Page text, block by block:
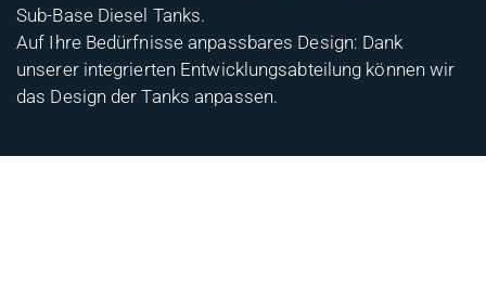
Sub-Base Diesel Tanks.
Auf Ihre Bedürfnisse anpassbares Design: Dank
unserer integrierten Entwicklungsabteilung können wir
das Design der Tanks anpassen.